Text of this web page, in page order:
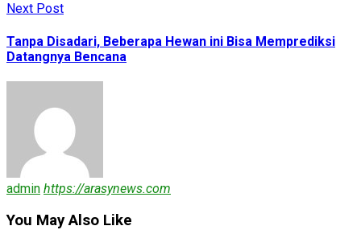
Next Post
Tanpa Disadari, Beberapa Hewan ini Bisa Memprediksi
Datangnya Bencana
admin https://arasynews.com
You May Also Like